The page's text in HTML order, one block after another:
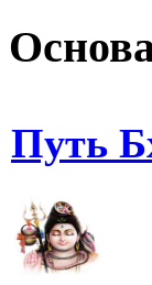
Путь